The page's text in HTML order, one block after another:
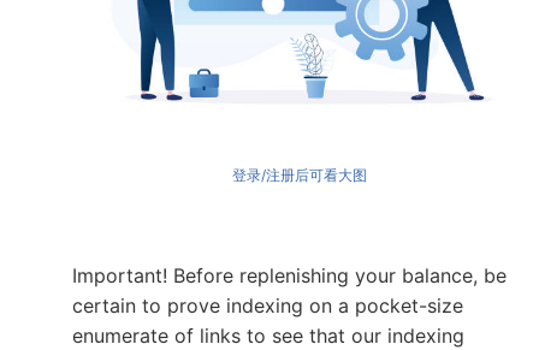
登录/注册后可看大图
Important! Before replenishing your balance, be
certain to prove indexing on a pocket-size
enumerate of links to see that our indexing